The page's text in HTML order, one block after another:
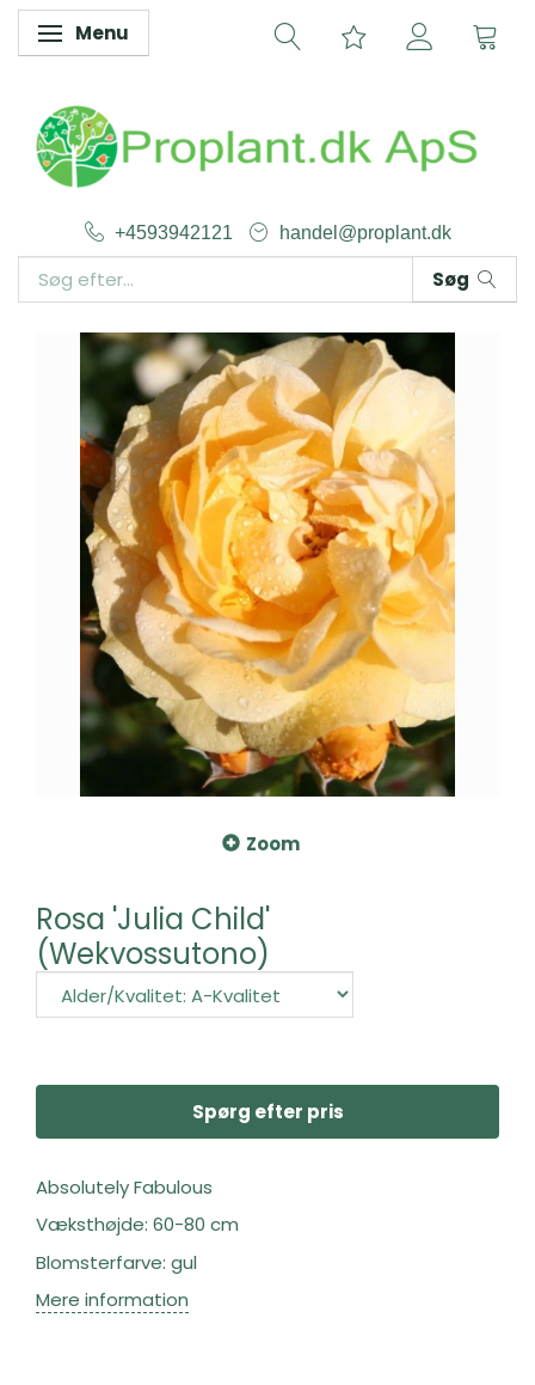
Skifte navigation
Menu
+4593942121 handel@proplant.dk
Søg
Zoom
Rosa 'Julia Child'
(Wekvossutono)
Spørg efter pris
Absolutely Fabulous
Væksthøjde: 60-80 cm
Blomsterfarve: gul
Mere information